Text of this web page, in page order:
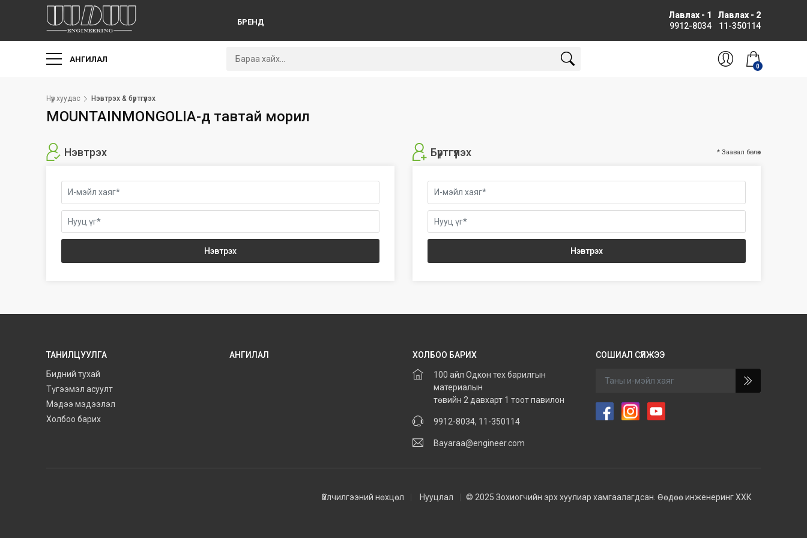
БРЕНД
Лавлах - 1
9912-8034
Лавлах - 2
11-350114
АНГИЛАЛ
0
Нүүр хуудас Нэвтрэх & бүртгүүлэх
MOUNTAINMONGOLIA-д тавтай морил
Нэвтрэх Бүртгүүлэх * Заавал бөглөх
ТАНИЛЦУУЛГА
Бидний тухай
Түгээмэл асуулт
Мэдээ мэдээлэл
Холбоо барих
АНГИЛАЛ ХОЛБОО БАРИХ
100 айл Одкон тех барилгын
материалын
төвийн 2 давхарт 1 тоот павилон
9912-8034, 11-350114
Bayaraa@engineer.com
СОШИАЛ СҮЛЖЭЭ
Үйлчилгээний нөхцөл Нууцлал © 2025 Зохиогчийн эрх хуулиар хамгаалагдсан. Өөдөө инженеринг ХХК